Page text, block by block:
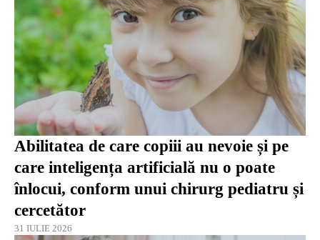
Abilitatea de care copiii au nevoie și pe
care inteligența artificială nu o poate
înlocui, conform unui chirurg pediatru și
cercetător
31 IULIE 2026